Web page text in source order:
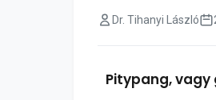
Dr. Tihanyi László
Pitypang,